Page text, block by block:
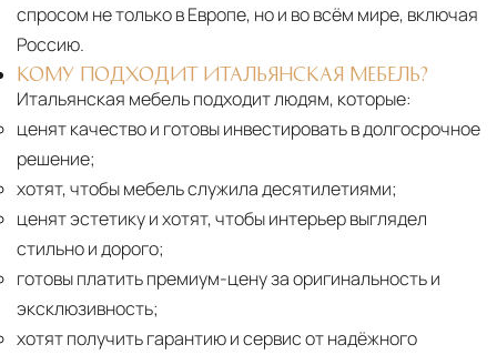
спросом не только в Европе, но и во всём мире, включая
Россию.
КОМУ ПОДХОДИТ ИТАЛЬЯНСКАЯ МЕБЕЛЬ?
Итальянская мебель подходит людям, которые:
ценят качество и готовы инвестировать в долгосрочное
решение;
хотят, чтобы мебель служила десятилетиями;
ценят эстетику и хотят, чтобы интерьер выглядел
стильно и дорого;
готовы платить премиум-цену за оригинальность и
эксклюзивность;
хотят получить гарантию и сервис от надёжного